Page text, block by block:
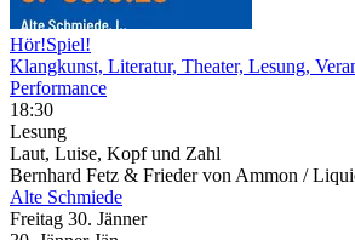
Hör!Spiel!
Klangkunst, Literatur, Theater, Lesung,
Performance
18:30
Lesung
Laut, Luise, Kopf und Zahl
Bernhard Fetz & Frieder von Ammon /
Alte Schmiede
Freitag 30. Jänner